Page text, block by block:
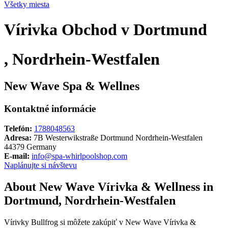
Všetky miesta
Vírivka Obchod v Dortmund
, Nordrhein-Westfalen
New Wave Spa & Wellnes
Kontaktné informácie
Telefón: 1788048563
Adresa: 7B Westerwikstraße Dortmund Nordrhein-Westfalen
44379 Germany
E-mail: info@spa-whirlpoolshop.com
Naplánujte si návštevu
About New Wave Vírivka & Wellness in
Dortmund, Nordrhein-Westfalen
Vírivky Bullfrog si môžete zakúpiť v New Wave Vírivka &